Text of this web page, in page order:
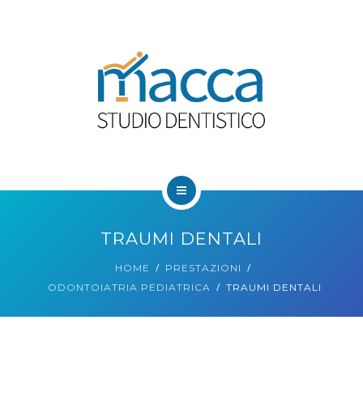
PRESTAZIONI
TRAUMI DENTALI
HOME
PRESTAZIONI
ODONTOIATRIA PEDIATRICA
TRAUMI DENTALI